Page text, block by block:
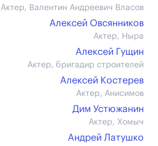
Актер, Валентин Андреевич Власов
Алексей Овсянников
Актер, Ныра
Алексей Гущин
Актер, бригадир строителей
Алексей Костерев
Актер, Анисимов
Дим Устюжанин
Актер, Хомыч
Андрей Латушко